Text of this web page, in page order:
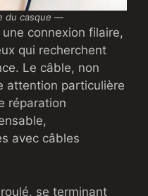
du casque —
connexion filaire,
qui recherchent
Le câble, non
attention particulière
réparation
avec câbles
se terminant